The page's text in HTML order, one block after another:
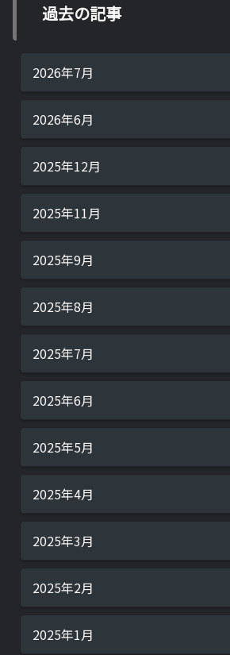
過去の記事
2026年7月
2026年6月
2025年12月
2025年11月
2025年9月
2025年8月
2025年7月
2025年6月
2025年5月
2025年4月
2025年3月
2025年2月
2025年1月